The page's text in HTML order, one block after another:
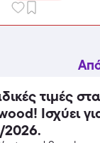
τιμές
Ισχύει
2026.